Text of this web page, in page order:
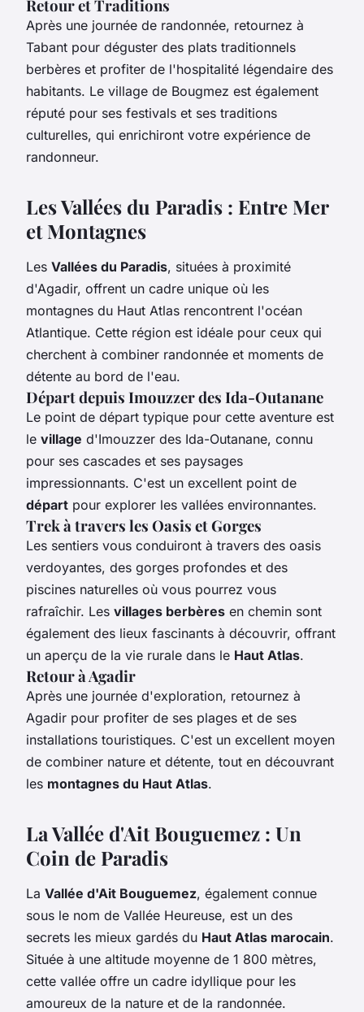
Retour et Traditions
Après une journée de randonnée, retournez à
Tabant pour déguster des plats traditionnels
berbères et profiter de l'hospitalité légendaire des
habitants. Le village de Bougmez est également
réputé pour ses festivals et ses traditions
culturelles, qui enrichiront votre expérience de
randonneur.
Les Vallées du Paradis : Entre Mer
et Montagnes
Les Vallées du Paradis, situées à proximité
d'Agadir, offrent un cadre unique où les
montagnes du Haut Atlas rencontrent l'océan
Atlantique. Cette région est idéale pour ceux qui
cherchent à combiner randonnée et moments de
détente au bord de l'eau.
Départ depuis Imouzzer des Ida-Outanane
Le point de départ typique pour cette aventure est
le village d'Imouzzer des Ida-Outanane, connu
pour ses cascades et ses paysages
impressionnants. C'est un excellent point de
départ pour explorer les vallées environnantes.
Trek à travers les Oasis et Gorges
Les sentiers vous conduiront à travers des oasis
verdoyantes, des gorges profondes et des
piscines naturelles où vous pourrez vous
rafraîchir. Les villages berbères en chemin sont
également des lieux fascinants à découvrir, offrant
un aperçu de la vie rurale dans le Haut Atlas.
Retour à Agadir
Après une journée d'exploration, retournez à
Agadir pour profiter de ses plages et de ses
installations touristiques. C'est un excellent moyen
de combiner nature et détente, tout en découvrant
les montagnes du Haut Atlas.
La Vallée d'Ait Bouguemez : Un
Coin de Paradis
La Vallée d'Ait Bouguemez, également connue
sous le nom de Vallée Heureuse, est un des
secrets les mieux gardés du Haut Atlas marocain.
Située à une altitude moyenne de 1 800 mètres,
cette vallée offre un cadre idyllique pour les
amoureux de la nature et de la randonnée.